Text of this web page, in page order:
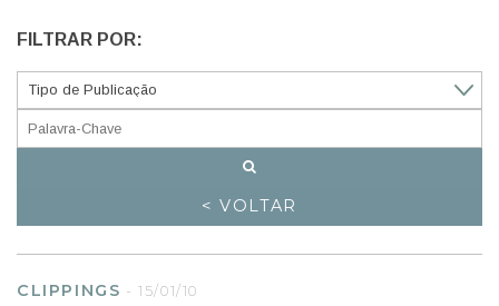
FILTRAR POR:
< VOLTAR
CLIPPINGS -15/01/10